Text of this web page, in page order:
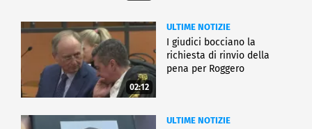
02:12
ULTIME NOTIZIE
I giudici bocciano la
richiesta di rinvio della
pena per Roggero
ULTIME NOTIZIE